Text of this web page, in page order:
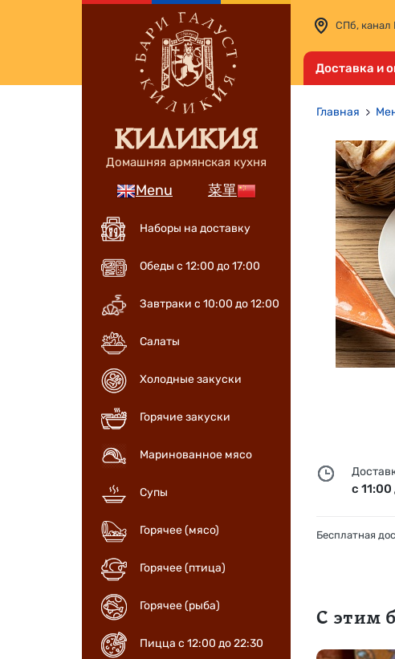
Доставка и
СПб, канал
Домашняя армянская кухня
Menu 菜單
Наборы на доставку
Обеды с 12:00 до 17:00
Завтраки с 10:00 до 12:00
Салаты
Холодные закуски
Горячие закуски
Маринованное мясо
Супы
Горячее (мясо)
Горячее (птица)
Горячее (рыба)
Пицца с 12:00 до 22:30
Главная
с
Бесплатная
С этим